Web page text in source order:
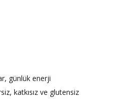
günlük enerji
katkısız ve glutensiz